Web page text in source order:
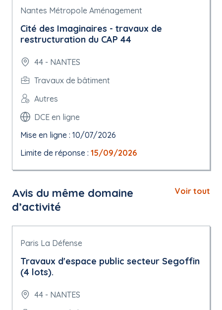
Nantes Métropole Aménagement
Cité des Imaginaires - travaux de
restructuration du CAP 44
44 - NANTES
Travaux de bâtiment
Autres
DCE en ligne
Mise en ligne : 10/07/2026
Limite de réponse : 15/09/2026
Avis du même domaine
d’activité
Voir tout
Paris La Défense
Travaux d'espace public secteur Segoffin
(4 lots).
44 - NANTES